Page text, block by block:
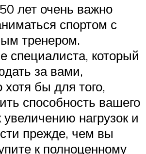
лет очень важно
спортом с
тренером.
специалиста, который
за вами,
бы для того,
способность вашего
увеличению нагрузок и
прежде, чем вы
к полноценному